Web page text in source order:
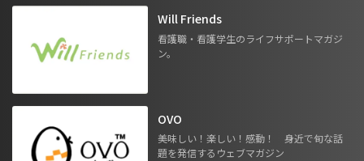
Will Friends
看護職・看護学生のライフサポートマガジ
ン。
OVO
美味しい！楽しい！感動！ 身近で旬な話
題を発信するウェブマガジン